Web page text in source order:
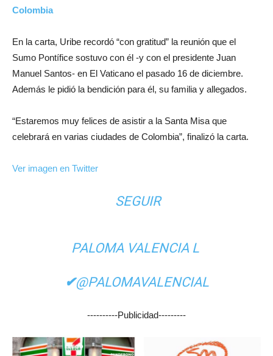
Colombia
En la carta, Uribe recordó “con gratitud” la reunión que el
Sumo Pontífice sostuvo con él -y con el presidente Juan
Manuel Santos- en El Vaticano el pasado 16 de diciembre.
Además le pidió la bendición para él, su familia y allegados.
“Estaremos muy felices de asistir a la Santa Misa que
celebrará en varias ciudades de Colombia”, finalizó la carta.
Ver imagen en Twitter
SEGUIR
PALOMA VALENCIA L
✔@PALOMAVALENCIAL
----------Publicidad---------